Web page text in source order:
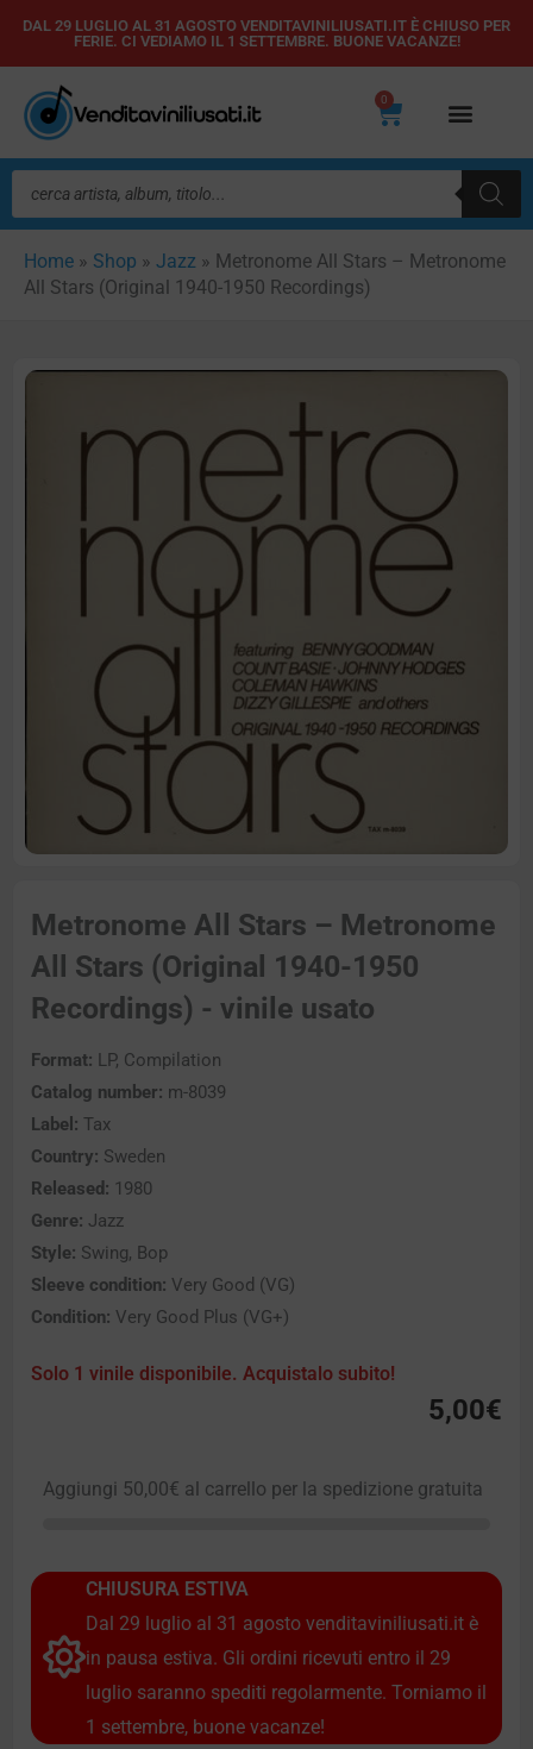
Vai
contenuto
DAL 29 LUGLIO AL 31 AGOSTO VENDITAVINILIUSATI.IT È CHIUSO PER
FERIE. CI VEDIAMO IL 1 SETTEMBRE. BUONE VACANZE!
0
Carrello
Ricerca
prodotti
Home » Shop » Jazz » Metronome All Stars – Metronome
All Stars (Original 1940-1950 Recordings)
Metronome All Stars – Metronome
All Stars (Original 1940-1950
Recordings) - vinile usato
Format: LP, Compilation
Catalog number: m-8039
Label: Tax
Country: Sweden
Released: 1980
Genre: Jazz
Style: Swing, Bop
Sleeve condition: Very Good (VG)
Condition: Very Good Plus (VG+)
Solo 1 vinile disponibile. Acquistalo subito!
5,00€
Aggiungi 50,00€ al carrello per la spedizione gratuita
CHIUSURA ESTIVA
Dal 29 luglio al 31 agosto venditaviniliusati.it è
in pausa estiva. Gli ordini ricevuti entro il 29
luglio saranno spediti regolarmente. Torniamo il
1 settembre, buone vacanze!